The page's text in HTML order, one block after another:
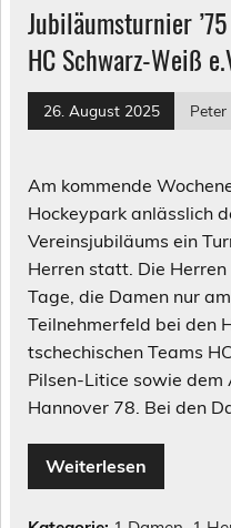
Jubiläumsturnier
HC Schwarz-Weiß
26. August 2025
Am kommende
Hockeypark anlässlich
Vereinsjubiläums ein
Herren statt. Die
Tage, die Damen nur
Teilnehmerfeld bei den
tschechischen Teams
Pilsen-Litice sowie dem
Hannover 78. Bei den
Weiterlesen